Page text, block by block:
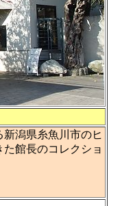
新潟県糸魚川市のヒ
館長のコレクショ